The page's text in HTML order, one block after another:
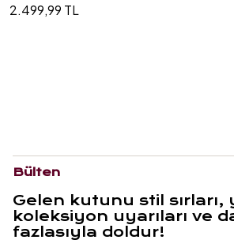
2.499,99 TL
Bülten
Gelen kutunu stil sırları,
koleksiyon uyarıları ve
fazlasıyla doldur!